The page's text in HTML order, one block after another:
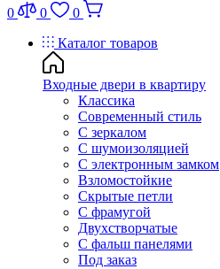
0
0
0
Каталог товаров
Входные двери в квартиру
Классика
Современный стиль
С зеркалом
С шумоизоляцией
С электронным замком
Взломостойкие
Скрытые петли
С фрамугой
Двухстворчатые
С фальш панелями
Под заказ